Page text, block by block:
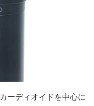
ーディオイドを中心に